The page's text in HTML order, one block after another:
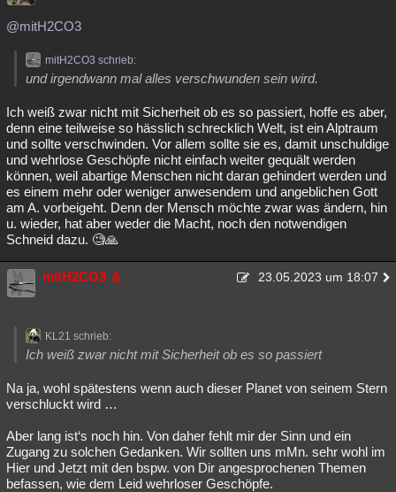
@mitH2CO3
mitH2CO3 schrieb:
und irgendwann mal alles verschwunden sein wird.
Ich weiß zwar nicht mit Sicherheit ob es so passiert, hoffe es aber,
denn eine teilweise so hässlich schrecklich Welt, ist ein Alptraum
und sollte verschwinden. Vor allem sollte sie es, damit unschuldige
und wehrlose Geschöpfe nicht einfach weiter gequält werden
können, weil abartige Menschen nicht daran gehindert werden und
es einem mehr oder weniger anwesendem und angeblichen Gott
am A. vorbeigeht. Denn der Mensch möchte zwar was ändern, hin
u. wieder, hat aber weder die Macht, noch den notwendigen
Schneid dazu. 🧐🙏
mitH2CO3 23.05.2023 um 18:07
KL21 schrieb:
Ich weiß zwar nicht mit Sicherheit ob es so passiert
Na ja, wohl spätestens wenn auch dieser Planet von seinem Stern
verschluckt wird …
Aber lang ist‘s noch hin. Von daher fehlt mir der Sinn und ein
Zugang zu solchen Gedanken. Wir sollten uns mMn. sehr wohl im
Hier und Jetzt mit den bspw. von Dir angesprochenen Themen
befassen, wie dem Leid wehrloser Geschöpfe.